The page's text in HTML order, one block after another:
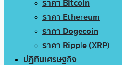
ราคา Bitcoin
ราคา Ethereum
ราคา Dogecoin
ราคา Ripple (XRP)
ปฏิทินเศรษฐกิจ